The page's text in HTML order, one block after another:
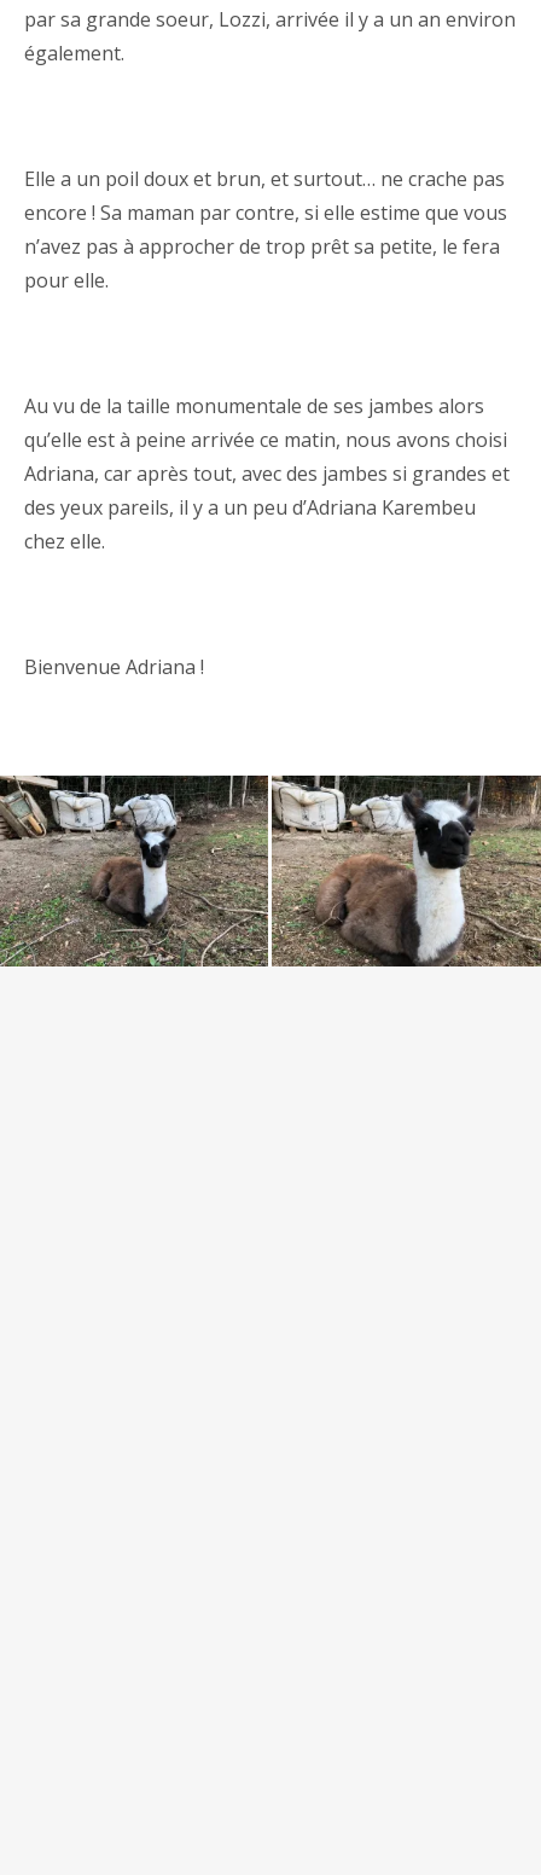
par sa grande soeur, Lozzi, arrivée il y a un an environ
également.
Elle a un poil doux et brun, et surtout… ne crache pas
encore ! Sa maman par contre, si elle estime que vous
n’avez pas à approcher de trop prêt sa petite, le fera
pour elle.
Au vu de la taille monumentale de ses jambes alors
qu’elle est à peine arrivée ce matin, nous avons choisi
Adriana, car après tout, avec des jambes si grandes et
des yeux pareils, il y a un peu d’Adriana Karembeu
chez elle.
Bienvenue Adriana !